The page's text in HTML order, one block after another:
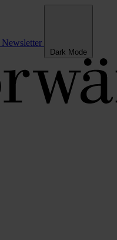
Newsletter
Dark Mode